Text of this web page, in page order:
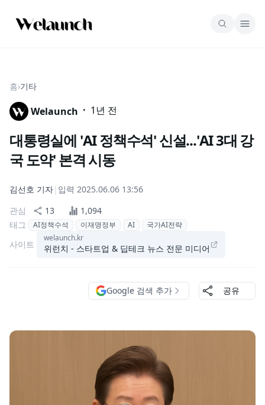
홈›기타
Welaunch · 1년 전
대통령실에 'AI 정책수석' 신설...'AI 3대 강
국 도약' 본격 시동
김선호 기자| 입력 2025.06.06 13:56
관심
13
1,094
태그
AI정책수석 이재명정부 AI 국가AI전략
사이트
welaunch.kr
위런치 - 스타트업 & 딥테크 뉴스 전문 미디어
Google 검색 추가 공유